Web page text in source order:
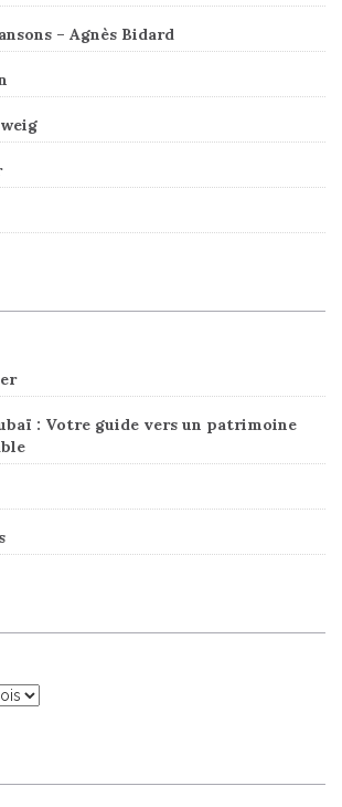
– Agnès Bidard
: Votre guide vers un patrimoine